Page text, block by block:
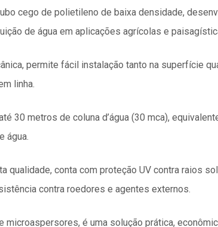
cego de polietileno de baixa densidade,
de água em aplicações agrícolas e
permite fácil instalação tanto na superfície
linha.
30 metros de coluna d’água (30 mca),
água.
qualidade, conta com proteção UV contra raios
contra roedores e agentes externos.
é uma solução prática,